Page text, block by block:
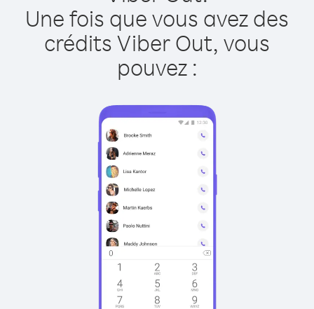
Une fois que vous avez des
crédits Viber Out, vous
pouvez :